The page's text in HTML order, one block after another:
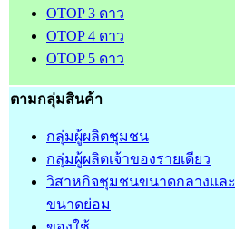
OTOP 3 ดาว
OTOP 4 ดาว
OTOP 5 ดาว
ตามกลุ่มสินค้า
กลุ่มผู้ผลิตชุมชน
กลุ่มผู้ผลิตเจ้าของรายเดียว
วิสาหกิจชุมชนขนาดกลางและ
ขนาดย่อม